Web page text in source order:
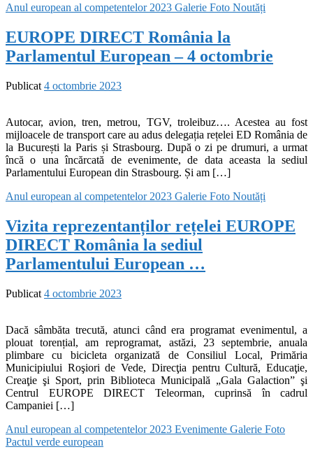
Anul european al competentelor 2023 Galerie Foto Noutăți
EUROPE DIRECT România la
Parlamentul European – 4 octombrie
Publicat 4 octombrie 2023
Autocar, avion, tren, metrou, TGV, troleibuz…. Acestea au fost
mijloacele de transport care au adus delegația rețelei ED România de
la București la Paris și Strasbourg. După o zi pe drumuri, a urmat
încă o una încărcată de evenimente, de data aceasta la sediul
Parlamentului European din Strasbourg. Și am […]
Anul european al competentelor 2023 Galerie Foto Noutăți
Vizita reprezentanților rețelei EUROPE
DIRECT România la sediul
Parlamentului European …
Publicat 4 octombrie 2023
Dacă sâmbăta trecută, atunci când era programat evenimentul, a
plouat torențial, am reprogramat, astăzi, 23 septembrie, anuala
plimbare cu bicicleta organizată de Consiliul Local, Primăria
Municipiului Roşiori de Vede, Direcţia pentru Cultură, Educaţie,
Creaţie şi Sport, prin Biblioteca Municipală „Gala Galaction” şi
Centrul EUROPE DIRECT Teleorman, cuprinsă în cadrul
Campaniei […]
Anul european al competentelor 2023 Evenimente Galerie Foto
Pactul verde european